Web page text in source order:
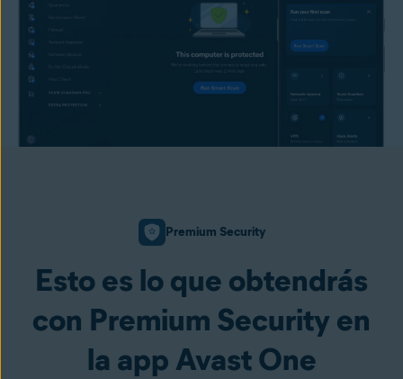
Premium Security
Esto es lo que obtendrás
con Premium Security en
la app Avast One